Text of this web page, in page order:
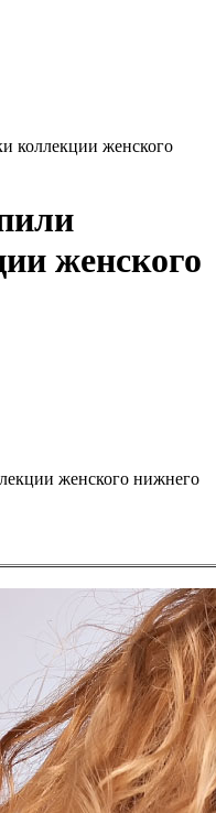
коллекции женского
женского
женского нижнего